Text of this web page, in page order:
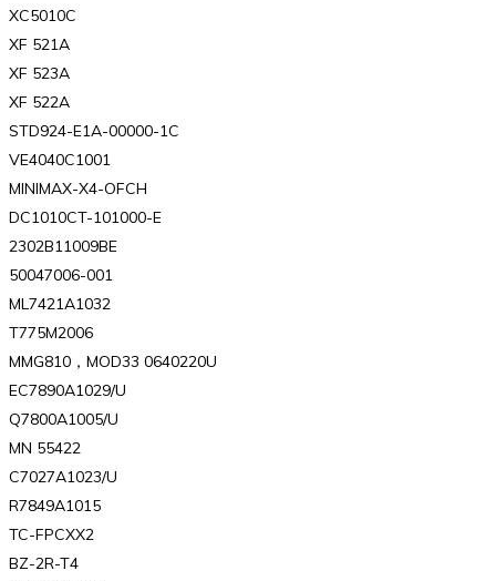
XC5010C
XF 521A
XF 523A
XF 522A
STD924-E1A-00000-1C
VE4040C1001
MINIMAX-X4-OFCH
DC1010CT-101000-E
2302B11009BE
50047006-001
ML7421A1032
T775M2006
MMG810，MOD33 0640220U
EC7890A1029/U
Q7800A1005/U
MN 55422
C7027A1023/U
R7849A1015
TC-FPCXX2
BZ-2R-T4